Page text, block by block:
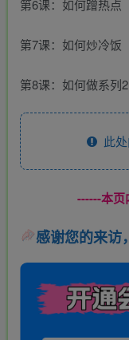
第6课：如何蹭热点
第7课：如何炒冷饭
第8课：如何做系列2
此处
------本页
感谢您的来访